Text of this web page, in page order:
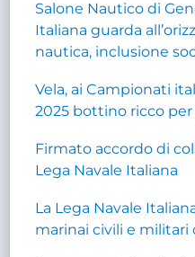
Salone Nautico di
Italiana guarda
nautica, inclusione
Vela, ai Campionati
2025 bottino ricco
Firmato accordo di
Lega Navale Italiana
La Lega Navale
marinai civili e militari